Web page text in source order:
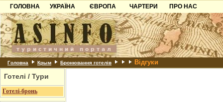
ГОЛОВНА
УКРАЇНА
Карпати
Азов
Причорноморря
Шацьк
ЄВРОПА
Чорногорія
Хорватія
Болгарія
Албанія
ЧАРТЕРИ
ПРО НАС
Контакти
Партнерам
Додати готель
Головна Крым Бронювання готелів Відгуки
Готелі / Тури
Готелі-бронь
Айя
Алупка
Алушта
Гурзуф
Ласпі
Місхор
Сонячногірське